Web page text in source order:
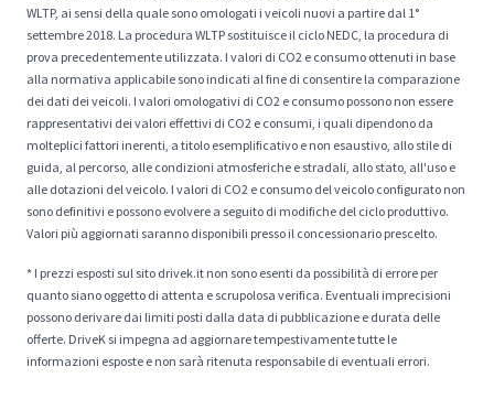
WLTP, ai sensi della quale sono omologati i veicoli nuovi a partire dal 1°
settembre 2018. La procedura WLTP sostituisce il ciclo NEDC, la procedura di
prova precedentemente utilizzata. I valori di CO2 e consumo ottenuti in base
alla normativa applicabile sono indicati al fine di consentire la comparazione
dei dati dei veicoli. I valori omologativi di CO2 e consumo possono non essere
rappresentativi dei valori effettivi di CO2 e consumi, i quali dipendono da
molteplici fattori inerenti, a titolo esemplificativo e non esaustivo, allo stile di
guida, al percorso, alle condizioni atmosferiche e stradali, allo stato, all'uso e
alle dotazioni del veicolo. I valori di CO2 e consumo del veicolo configurato non
sono definitivi e possono evolvere a seguito di modifiche del ciclo produttivo.
Valori più aggiornati saranno disponibili presso il concessionario prescelto.
* I prezzi esposti sul sito drivek.it non sono esenti da possibilità di errore per
quanto siano oggetto di attenta e scrupolosa verifica. Eventuali imprecisioni
possono derivare dai limiti posti dalla data di pubblicazione e durata delle
offerte. DriveK si impegna ad aggiornare tempestivamente tutte le
informazioni esposte e non sarà ritenuta responsabile di eventuali errori.